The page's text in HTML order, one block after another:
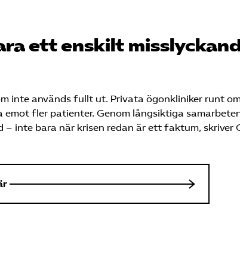
ett enskilt
inte används fullt ut. Privata ögonkliniker runt
fler patienter. Genom långsiktiga
inte bara när krisen redan är ett faktum, skriver